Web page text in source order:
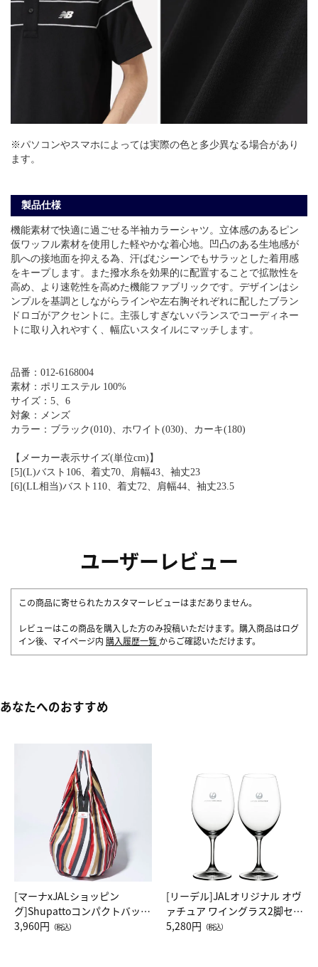
※パソコンやスマホによっては実際の色と多少異なる場合があり
ます。
製品仕様
機能素材で快適に過ごせる半袖カラーシャツ。立体感のあるピン
仮ワッフル素材を使用した軽やかな着心地。凹凸のある生地感が
肌への接地面を抑える為、汗ばむシーンでもサラッとした着用感
をキープします。また撥水糸を効果的に配置することで拡散性を
高め、より速乾性を高めた機能ファブリックです。デザインはシ
ンプルを基調としながらラインや左右胸それぞれに配したブラン
ドロゴがアクセントに。主張しすぎないバランスでコーディネー
トに取り入れやすく、幅広いスタイルにマッチします。
品番：012-6168004
素材：ポリエステル 100%
サイズ：5、6
対象：メンズ
カラー：ブラック(010)、ホワイト(030)、カーキ(180)
【メーカー表示サイズ(単位cm)】
[5](L)バスト106、着丈70、肩幅43、袖丈23
[6](LL相当)バスト110、着丈72、肩幅44、袖丈23.5
ユーザーレビュー
この商品に寄せられたカスタマーレビューはまだありません。
レビューはこの商品を購入した方のみ投稿いただけます。購入商品はログ
イン後、マイページ内 購入履歴一覧 からご確認いただけます。
あなたへのおすすめ
[マーナxJALショッピン
グ]Shupattoコンパクトバッグ
Drop JAL客室乗務員（LC）ス
3,960円 （税込）
[リーデル]JALオリジナル オヴ
ァチュア ワイングラス2脚セッ
ト（レッドワイン）
5,280円 （税込）